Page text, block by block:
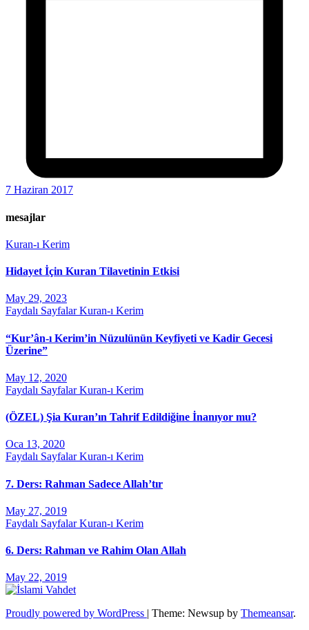
7 Haziran 2017
mesajlar
Kuran-ı Kerim
Hidayet İçin Kuran Tilavetinin Etkisi
May 29, 2023
Faydalı SayfalarKuran-ı Kerim
“Kur’ân-ı Kerim’in Nüzulünün Keyfiyeti ve Kadir Gecesi
Üzerine”
May 12, 2020
Faydalı SayfalarKuran-ı Kerim
(ÖZEL) Şia Kuran’ın Tahrif Edildiğine İnanıyor mu?
Oca 13, 2020
Faydalı SayfalarKuran-ı Kerim
7. Ders: Rahman Sadece Allah’tır
May 27, 2019
Faydalı SayfalarKuran-ı Kerim
6. Ders: Rahman ve Rahim Olan Allah
May 22, 2019
Proudly powered by WordPress Theme: Newsup by Themeansar.